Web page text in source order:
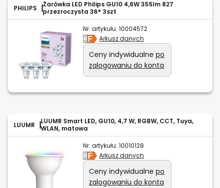
PHILIPS
Żarówka LED Philips GU10 4,6W 355lm 827
przezroczysta 36° 3szt
Nr. artykułu: 10004572
Arkusz danych
Ceny indywidualne po
zalogowaniu do konta
LUUMR
LUUMR Smart LED, GU10, 4,7 W, RGBW, CCT, Tuya,
WLAN, matowa
Nr. artykułu: 10010128
Arkusz danych
Ceny indywidualne po
zalogowaniu do konta